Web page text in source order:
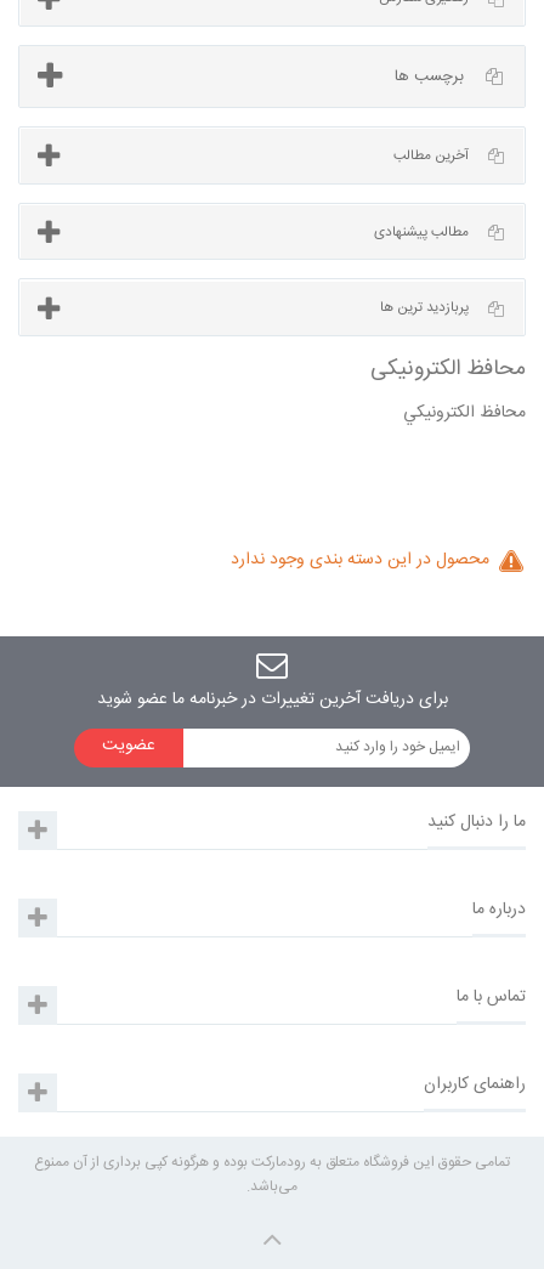
آخرین خبرها
برچسب ها
آخرین مطالب
مطالب پیشنهادی
محافظ الكترونيكي
محصول در این دسته بندی وجود ندارد
برای دریافت آخرین تغییرات در خبرنامه ما عضو شوید
عضویت
ما را دنبال کنید
درباره ما
تماس با ما
راهنمای کاربران
تمامی حقوق این فروشگاه متعلق به رودمارکت بوده و هرگونه کپی برداری از آن ممنوع
می‌باشد.